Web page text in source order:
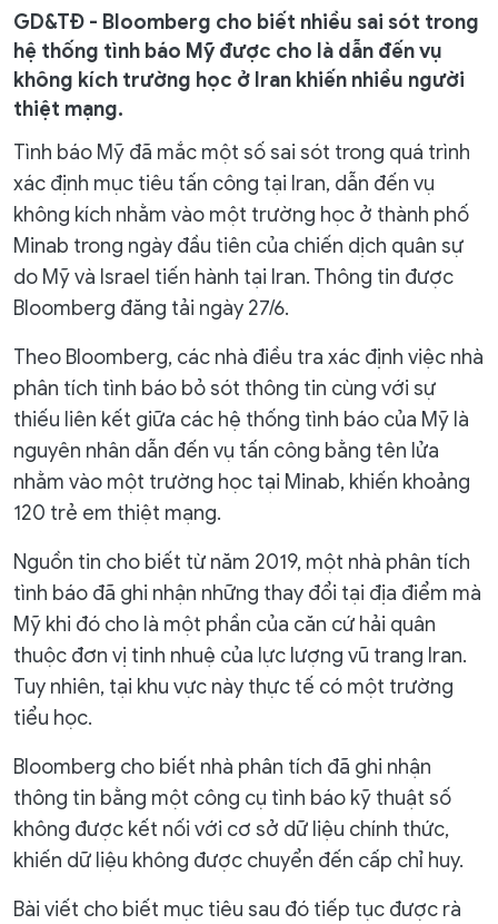
GD&TĐ - Bloomberg cho biết nhiều sai sót trong
hệ thống tình báo Mỹ được cho là dẫn đến vụ
không kích trường học ở Iran khiến nhiều người
thiệt mạng.
Tình báo Mỹ đã mắc một số sai sót trong quá trình
xác định mục tiêu tấn công tại Iran, dẫn đến vụ
không kích nhằm vào một trường học ở thành phố
Minab trong ngày đầu tiên của chiến dịch quân sự
do Mỹ và Israel tiến hành tại Iran. Thông tin được
Bloomberg đăng tải ngày 27/6.
Theo Bloomberg, các nhà điều tra xác định việc nhà
phân tích tình báo bỏ sót thông tin cùng với sự
thiếu liên kết giữa các hệ thống tình báo của Mỹ là
nguyên nhân dẫn đến vụ tấn công bằng tên lửa
nhằm vào một trường học tại Minab, khiến khoảng
120 trẻ em thiệt mạng.
Nguồn tin cho biết từ năm 2019, một nhà phân tích
tình báo đã ghi nhận những thay đổi tại địa điểm mà
Mỹ khi đó cho là một phần của căn cứ hải quân
thuộc đơn vị tinh nhuệ của lực lượng vũ trang Iran.
Tuy nhiên, tại khu vực này thực tế có một trường
tiểu học.
Bloomberg cho biết nhà phân tích đã ghi nhận
thông tin bằng một công cụ tình báo kỹ thuật số
không được kết nối với cơ sở dữ liệu chính thức,
khiến dữ liệu không được chuyển đến cấp chỉ huy.
Bài viết cho biết mục tiêu sau đó tiếp tục được rà